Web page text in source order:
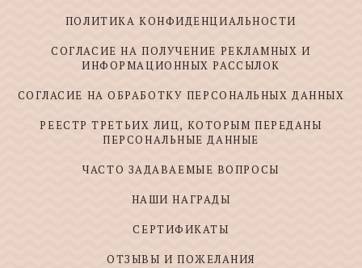
ПОЛИТИКА КОНФИДЕНЦИАЛЬНОСТИ
СОГЛАСИЕ НА ПОЛУЧЕНИЕ РЕКЛАМНЫХ И
ИНФОРМАЦИОННЫХ РАССЫЛОК
СОГЛАСИЕ НА ОБРАБОТКУ ПЕРСОНАЛЬНЫХ ДАННЫХ
РЕЕСТР ТРЕТЬИХ ЛИЦ, КОТОРЫМ ПЕРЕДАНЫ
ПЕРСОНАЛЬНЫЕ ДАННЫЕ
ЧАСТО ЗАДАВАЕМЫЕ ВОПРОСЫ
НАШИ НАГРАДЫ
СЕРТИФИКАТЫ
ОТЗЫВЫ И ПОЖЕЛАНИЯ